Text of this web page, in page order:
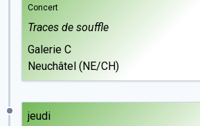
Concert
Traces de souffle
Galerie C
Neuchâtel (NE/CH)
jeudi